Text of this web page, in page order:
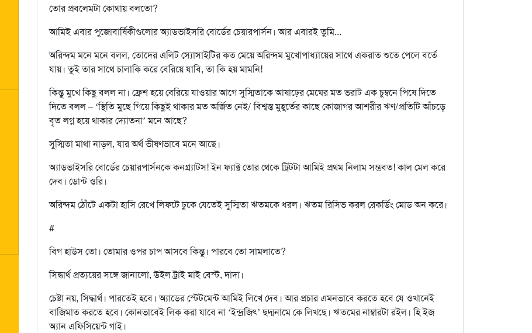
তোর প্রবলেমটা কোথায় বলতো?
আমিই এবার পুজোবার্ষিকীগুলোর অ্যাডভাইসরি বোর্ডের চেয়ারপার্সন। আর এবারই তুমি...
অরিন্দম মনে মনে বলল, তোদের এলিট স্যোসাইটির কত মেয়ে অরিন্দম মুখোপাধ্যায়ের সাথে একরাত শুতে পেলে বর্তে
যায়। তুই তার সাথে চালাকি করে বেরিয়ে যাবি, তা কি হয় মামনি!
কিন্তু মুখে কিছু বলল না। ফ্রেশ হয়ে বেরিয়ে যাওয়ার আগে সুস্মিতাকে আষাঢ়ের মেঘের মত ভরাট এক চুম্বনে পিষে দিতে
দিতে বলল – ‘স্থিতি মুছে গিয়ে কিছুই থাকার মত অর্জিত নেই/ বিশ্বস্ত মুহূর্তের কাছে কোজাগর আশরীর ঋণ/প্রতিটি আঁচড়ে
বৃত লগ্ন হয়ে থাকার দ্যোতনা’ মনে আছে?
সুস্মিতা মাথা নাড়ল, যার অর্থ ভীষণভাবে মনে আছে।
অ্যাডভাইসরি বোর্ডের চেয়ারপার্সনকে কনগ্র্যাটস! ইন ফ্যাক্ট তোর থেকে ট্রিটটা আমিই প্রথম নিলাম সম্ভবত! কাল মেল করে
দেব। ডোন্ট ওরি।
অরিন্দম ঠোঁটে একটা হাসি রেখে লিফটে ঢুকে যেতেই সুস্মিতা ঋতমকে ধরল। ঋতম রিসিভ করল রেকর্ডিং মোড অন করে।
#
বিগ হাউস তো। তোমার ওপর চাপ আসবে কিন্তু। পারবে তো সামলাতে?
সিদ্ধার্থ প্রত্যয়ের সঙ্গে জানালো, উইল ট্রাই মাই বেস্ট, দাদা।
চেষ্টা নয়, সিদ্ধার্থ। পারতেই হবে। অ্যাডের স্টেটমেন্ট আমিই লিখে দেব। আর প্রচার এমনভাবে করতে হবে যে ওখানেই
বাজিমাত করতে হবে। কোনভাবেই লিক করা যাবে না ‘ইন্দ্রজিৎ’ ছদ্মনামে কে লিখছে। ঋতমের নাম্বারটা রইল। হি ইজ
অ্যান এফিসিয়েন্ট গাই।